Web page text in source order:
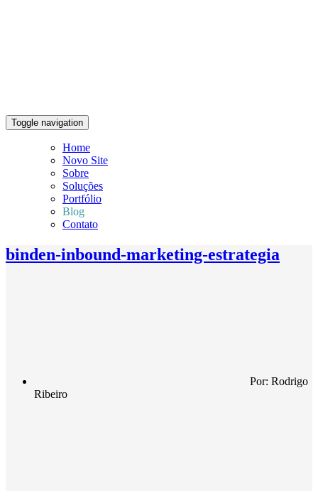
Toggle navigation
Home
Novo Site
Sobre
Soluções
Portfólio
Blog
Contato
binden-inbound-marketing-estrategia
Por: Rodrigo
Ribeiro